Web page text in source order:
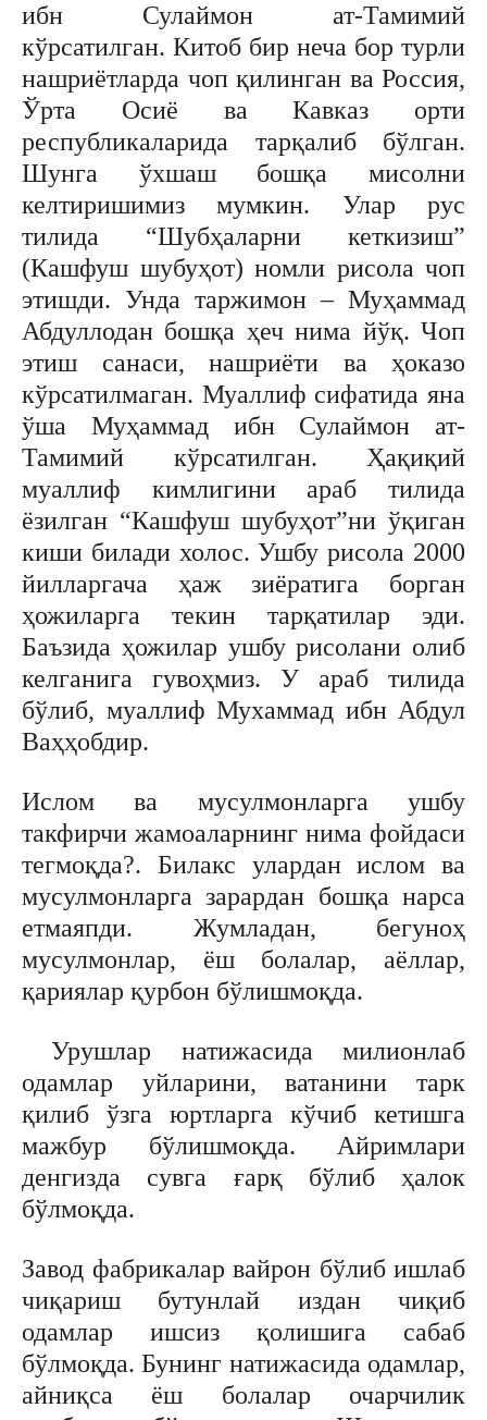
ибн Сулаймон ат-Тамимий
кўрсатилган. Китоб бир неча бор турли
нашриётларда чоп қилинган ва Россия,
Ўрта Осиё ва Кавказ орти
республикаларида тарқалиб бўлган.
Шунга ўхшаш бошқа мисолни
келтиришимиз мумкин. Улар рус
тилида “Шубҳаларни кеткизиш”
(Кашфуш шубуҳот) номли рисола чоп
этишди. Унда таржимон – Муҳаммад
Абдуллодан бошқа ҳеч нима йўқ. Чоп
этиш санаси, нашриёти ва ҳоказо
кўрсатилмаган. Муаллиф сифатида яна
ўша Муҳаммад ибн Сулаймон ат-
Тамимий кўрсатилган. Ҳақиқий
муаллиф кимлигини араб тилида
ёзилган “Кашфуш шубуҳот”ни ўқиган
киши билади холос. Ушбу рисола 2000
йилларгача ҳаж зиёратига борган
ҳожиларга текин тарқатилар эди.
Баъзида ҳожилар ушбу рисолани олиб
келганига гувоҳмиз. У араб тилида
бўлиб, муаллиф Мухаммад ибн Абдул
Ваҳҳобдир.
Ислом ва мусулмонларга ушбу
такфирчи жамоаларнинг нима фойдаси
тегмоқда?. Билакс улардан ислом ва
мусулмонларга зарардан бошқа нарса
етмаяпди. Жумладан, бегуноҳ
мусулмонлар, ёш болалар, аёллар,
қариялар қурбон бўлишмоқда.
Урушлар натижасида милионлаб
одамлар уйларини, ватанини тарк
қилиб ўзга юртларга кўчиб кетишга
мажбур бўлишмоқда. Айримлари
денгизда сувга ғарқ бўлиб ҳалок
бўлмоқда.
Завод фабрикалар вайрон бўлиб ишлаб
чиқариш бутунлай издан чиқиб
одамлар ишсиз қолишига сабаб
бўлмоқда. Бунинг натижасида одамлар,
айниқса ёш болалар очарчилик